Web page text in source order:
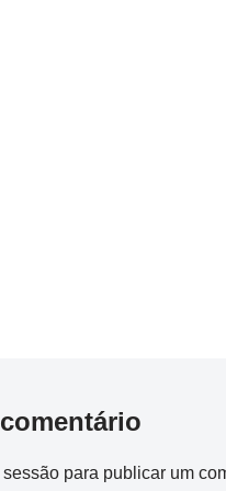
para publicar um